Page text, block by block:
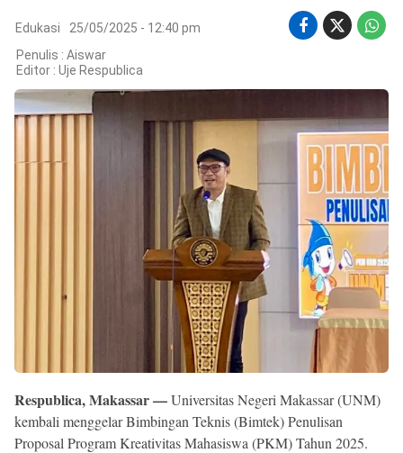
©
Copyright
2026
Respublica
.
All
Right
Reserved
Edukasi
25/05/2025 - 12:40 pm
Penulis : Aiswar
Editor : Uje Respublica
Respublica, Makassar —Universitas Negeri Makassar (UNM)
kembali menggelar Bimbingan Teknis (Bimtek) Penulisan
Proposal Program Kreativitas Mahasiswa (PKM) Tahun 2025.